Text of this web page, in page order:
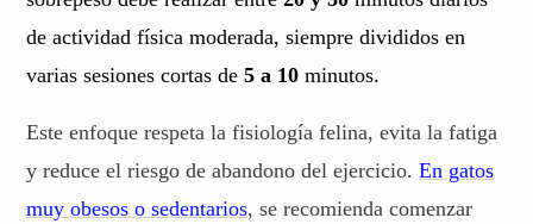
de actividad física moderada, siempre divididos en
varias sesiones cortas de 5 a 10 minutos.
Este enfoque respeta la fisiología felina, evita la fatiga
y reduce el riesgo de abandono del ejercicio. En gatos
muy obesos o sedentarios, se recomienda comenzar